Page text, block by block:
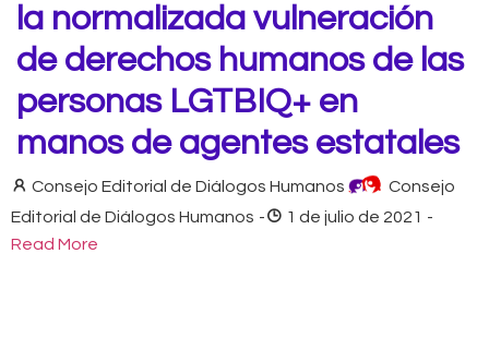
la normalizada vulneración
de derechos humanos de las
personas LGTBIQ+ en
manos de agentes estatales
Consejo Editorial de Diálogos Humanos
Consejo
Editorial de Diálogos Humanos - 1 de julio de 2021 -
Read More